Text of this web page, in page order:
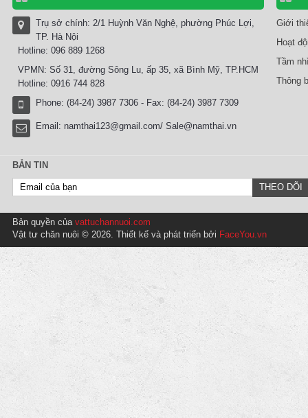
Trụ sở chính: 2/1 Huỳnh Văn Nghệ, phường Phúc Lợi,
TP. Hà Nội
Hotline: 096 889 1268
VPMN: Số 31, đường Sông Lu, ấp 35, xã Bình Mỹ, TP.HCM
Hotline: 0916 744 828
Phone: (84-24) 3987 7306 - Fax: (84-24) 3987 7309
Email: namthai123@gmail.com/ Sale@namthai.vn
Giới
Hoạt
Tầm
Thông
BẢN TIN
Bản quyền của vattuchannuoi.com
Vật tư chăn nuôi © 2026. Thiết kế và phát triển bởi FaceYou.vn